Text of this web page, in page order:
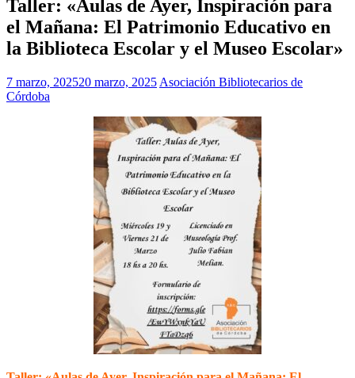
Taller: «Aulas de Ayer, Inspiración para
el Mañana: El Patrimonio Educativo en
la Biblioteca Escolar y el Museo Escolar»
7 marzo, 202520 marzo, 2025 Asociación Bibliotecarios de
Córdoba